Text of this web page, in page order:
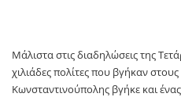
Μάλιστα στις διαδηλώσεις της
χιλιάδες πολίτες που βγήκαν
Κωνσταντινούπολης βγήκε και